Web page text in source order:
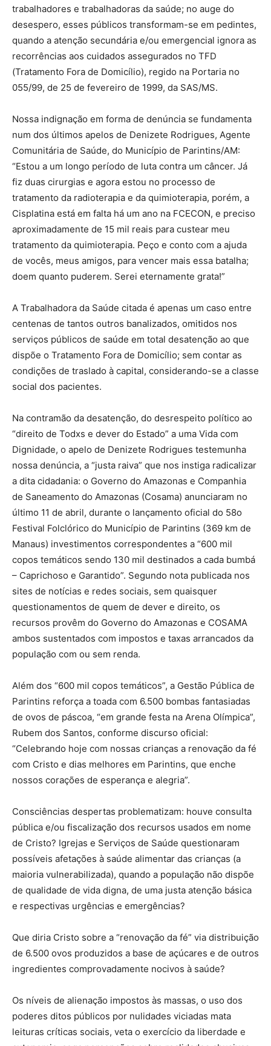
trabalhadores e trabalhadoras da saúde; no auge do
desespero, esses públicos transformam-se em pedintes,
quando a atenção secundária e/ou emergencial ignora as
recorrências aos cuidados assegurados no TFD
(Tratamento Fora de Domicílio), regido na Portaria no
055/99, de 25 de fevereiro de 1999, da SAS/MS.
Nossa indignação em forma de denúncia se fundamenta
num dos últimos apelos de Denizete Rodrigues, Agente
Comunitária de Saúde, do Município de Parintins/AM:
“Estou a um longo período de luta contra um câncer. Já
fiz duas cirurgias e agora estou no processo de
tratamento da radioterapia e da quimioterapia, porém, a
Cisplatina está em falta há um ano na FCECON, e preciso
aproximadamente de 15 mil reais para custear meu
tratamento da quimioterapia. Peço e conto com a ajuda
de vocês, meus amigos, para vencer mais essa batalha;
doem quanto puderem. Serei eternamente grata!”
A Trabalhadora da Saúde citada é apenas um caso entre
centenas de tantos outros banalizados, omitidos nos
serviços públicos de saúde em total desatenção ao que
dispõe o Tratamento Fora de Domicílio; sem contar as
condições de traslado à capital, considerando-se a classe
social dos pacientes.
Na contramão da desatenção, do desrespeito político ao
“direito de Todxs e dever do Estado” a uma Vida com
Dignidade, o apelo de Denizete Rodrigues testemunha
nossa denúncia, a “justa raiva” que nos instiga radicalizar
a dita cidadania: o Governo do Amazonas e Companhia
de Saneamento do Amazonas (Cosama) anunciaram no
último 11 de abril, durante o lançamento oficial do 58o
Festival Folclórico do Município de Parintins (369 km de
Manaus) investimentos correspondentes a “600 mil
copos temáticos sendo 130 mil destinados a cada bumbá
– Caprichoso e Garantido”. Segundo nota publicada nos
sites de notícias e redes sociais, sem quaisquer
questionamentos de quem de dever e direito, os
recursos provêm do Governo do Amazonas e COSAMA
ambos sustentados com impostos e taxas arrancados da
população com ou sem renda.
Além dos “600 mil copos temáticos”, a Gestão Pública de
Parintins reforça a toada com 6.500 bombas fantasiadas
de ovos de páscoa, “em grande festa na Arena Olímpica”,
Rubem dos Santos, conforme discurso oficial:
“Celebrando hoje com nossas crianças a renovação da fé
com Cristo e dias melhores em Parintins, que enche
nossos corações de esperança e alegria”.
Consciências despertas problematizam: houve consulta
pública e/ou fiscalização dos recursos usados em nome
de Cristo? Igrejas e Serviços de Saúde questionaram
possíveis afetações à saúde alimentar das crianças (a
maioria vulnerabilizada), quando a população não dispõe
de qualidade de vida digna, de uma justa atenção básica
e respectivas urgências e emergências?
Que diria Cristo sobre a “renovação da fé” via distribuição
de 6.500 ovos produzidos a base de açúcares e de outros
ingredientes comprovadamente nocivos à saúde?
Os níveis de alienação impostos às massas, o uso dos
poderes ditos públicos por nulidades viciadas mata
leituras críticas sociais, veta o exercício da liberdade e